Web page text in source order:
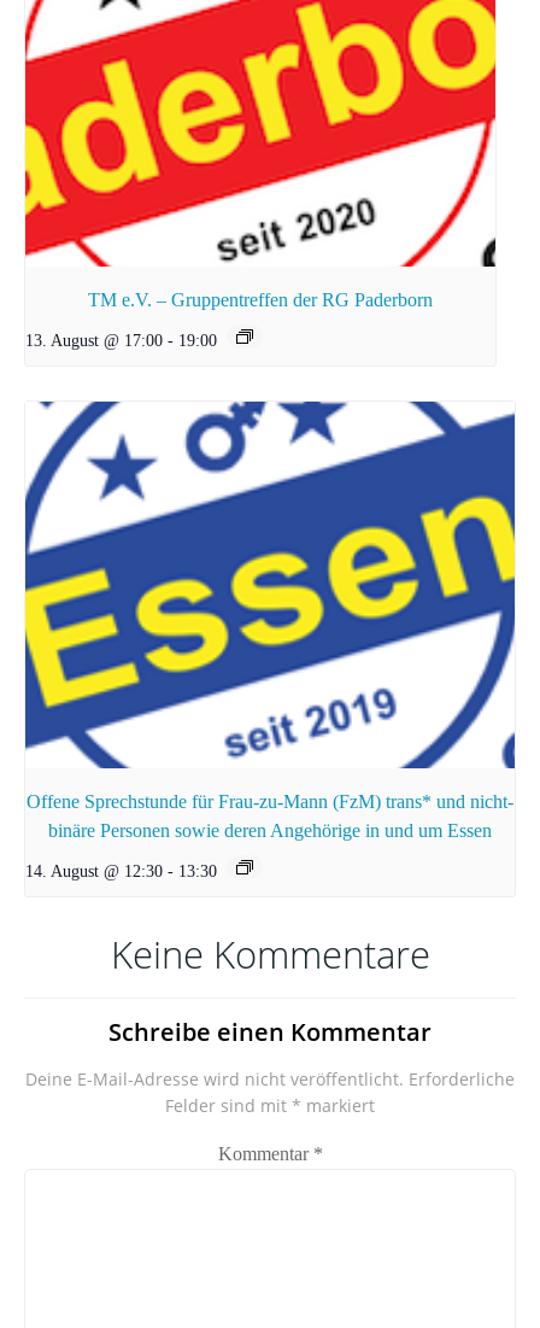
TM e.V. – Gruppentreffen der RG Paderborn
13. August @ 17:00 - 19:00
Offene Sprechstunde für Frau-zu-Mann (FzM) trans* und nicht-
binäre Personen sowie deren Angehörige in und um Essen
14. August @ 12:30 - 13:30
Keine Kommentare
Schreibe einen Kommentar
Deine E-Mail-Adresse wird nicht veröffentlicht. Erforderliche
Felder sind mit * markiert
Kommentar *